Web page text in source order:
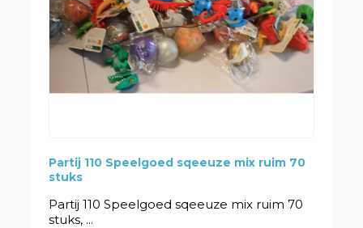
Partij 110 Speelgoed sqeeuze mix ruim 70
stuks
Partij 110 Speelgoed sqeeuze mix ruim 70
stuks, ...